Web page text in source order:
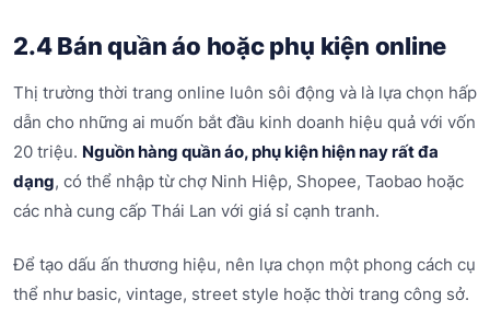
2.4 Bán quần áo hoặc phụ kiện online
Thị trường thời trang online luôn sôi động và là lựa chọn hấp
dẫn cho những ai muốn bắt đầu kinh doanh hiệu quả với vốn
20 triệu. Nguồn hàng quần áo, phụ kiện hiện nay rất đa
dạng, có thể nhập từ chợ Ninh Hiệp, Shopee, Taobao hoặc
các nhà cung cấp Thái Lan với giá sỉ cạnh tranh.
Để tạo dấu ấn thương hiệu, nên lựa chọn một phong cách cụ
thể như basic, vintage, street style hoặc thời trang công sở.